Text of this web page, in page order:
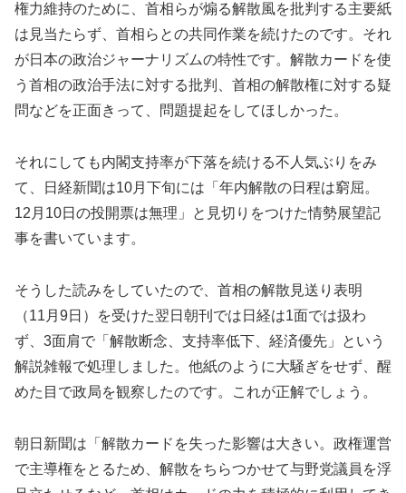
権力維持のために、首相らが煽る解散風を批判する主要紙
は見当たらず、首相らとの共同作業を続けたのです。それ
が日本の政治ジャーナリズムの特性です。解散カードを使
う首相の政治手法に対する批判、首相の解散権に対する疑
問などを正面きって、問題提起をしてほしかった。
それにしても内閣支持率が下落を続ける不人気ぶりをみ
て、日経新聞は10月下旬には「年内解散の日程は窮屈。
12月10日の投開票は無理」と見切りをつけた情勢展望記
事を書いています。
そうした読みをしていたので、首相の解散見送り表明
（11月9日）を受けた翌日朝刊では日経は1面では扱わ
ず、3面肩で「解散断念、支持率低下、経済優先」という
解説雑報で処理しました。他紙のように大騒ぎをせず、醒
めた目で政局を観察したのです。これが正解でしょう。
朝日新聞は「解散カードを失った影響は大きい。政権運営
で主導権をとるため、解散をちらつかせて与野党議員を浮